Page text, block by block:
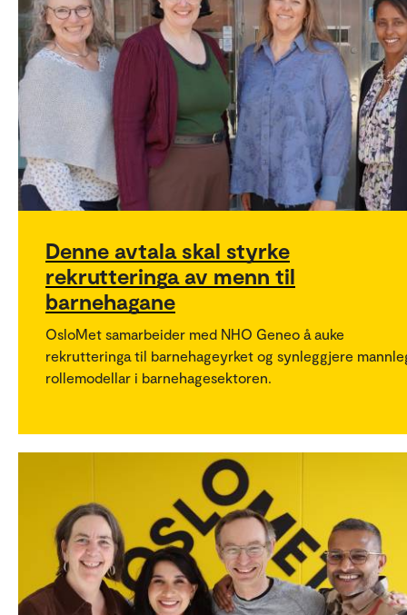
Denne avtala skal styrke
rekrutteringa av menn til
barnehagane
OsloMet samarbeider med NHO Geneo å auke
rekrutteringa til barnehageyrket og synleggjere
rollemodellar i barnehagesektoren.